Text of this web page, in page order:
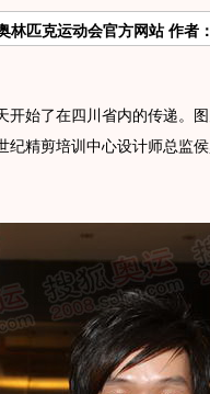
林匹克运动会官方网站 作者
始了在四川省内的传递。
纪精剪培训中心设计师总监